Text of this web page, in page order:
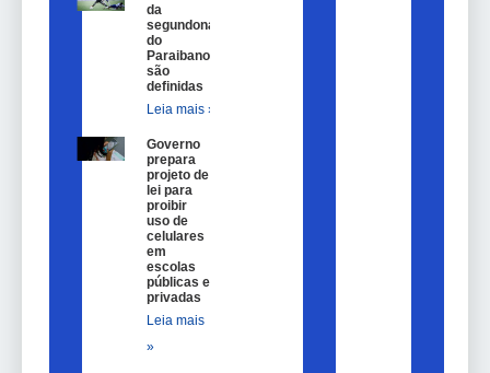
da
segundona
do
Paraibano
são
definidas
Leia mais »
Governo
prepara
projeto de
lei para
proibir
uso de
celulares
em
escolas
públicas e
privadas
Leia mais
»